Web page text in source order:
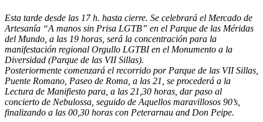
Esta tarde desde las 17 h. hasta cierre. Se celebrará el Mercado de
Artesanía “A manos sin Prisa LGTB” en el Parque de las Méridas
del Mundo, a las 19 horas, será la concentración para la
manifestación regional Orgullo LGTBI en el Monumento a la
Diversidad (Parque de las VII Sillas).
Posteriormente comenzará el recorrido por Parque de las VII Sillas,
Puente Romano, Paseo de Roma, a las 21, se procederá a la
Lectura de Manifiesto para, a las 21,30 horas, dar paso al
concierto de Nebulossa, seguido de Aquellos maravillosos 90’s,
finalizando a las 00,30 horas con Peterarnau and Don Peipe.